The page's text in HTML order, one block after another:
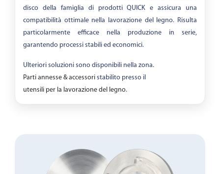
disco della famiglia di prodotti QUICK e assicura una
compatibilità ottimale nella lavorazione del legno. Risulta
particolarmente efficace nella produzione in serie,
garantendo processi stabili ed economici.
Ulteriori soluzioni sono disponibili nella zona.
Parti annesse & accessori stabilito presso il
utensili per la lavorazione del legno.